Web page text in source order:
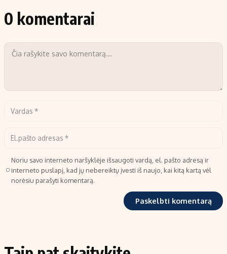
0 komentarai
Noriu savo interneto naršyklėje išsaugoti vardą, el. pašto adresą ir
interneto puslapį, kad jų nebereiktų įvesti iš naujo, kai kitą kartą vėl
norėsiu parašyti komentarą.